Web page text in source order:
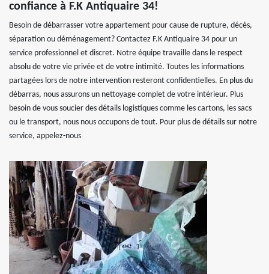
confiance à F.K Antiquaire 34!
Besoin de débarrasser votre appartement pour cause de rupture, décès,
séparation ou déménagement? Contactez F.K Antiquaire 34 pour un
service professionnel et discret. Notre équipe travaille dans le respect
absolu de votre vie privée et de votre intimité. Toutes les informations
partagées lors de notre intervention resteront confidentielles. En plus du
débarras, nous assurons un nettoyage complet de votre intérieur. Plus
besoin de vous soucier des détails logistiques comme les cartons, les sacs
ou le transport, nous nous occupons de tout. Pour plus de détails sur notre
service, appelez-nous